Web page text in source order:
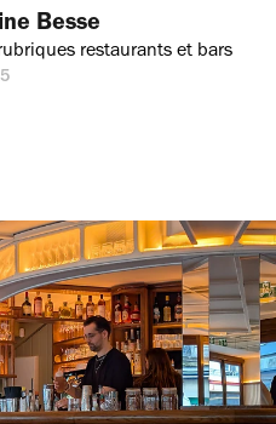
Besse
restaurants et bars